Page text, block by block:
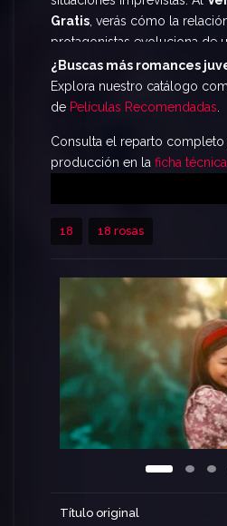
Gratis , verás cómo la
protagonistas evoluciona de
algo mucho más profundo.
como una estrategia para
se convierte en un viaje de
con destruir los planes
para crear algo mucho mejor.
¿Buscas más romances
Explora nuestro catálogo
de Películas Recomendadas
Consulta el reparto
producción en la ficha
18 18 rosas
Título original